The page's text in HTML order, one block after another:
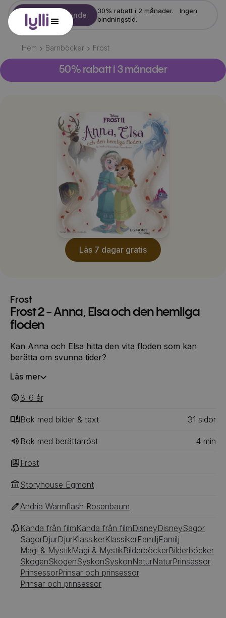
Starta erbjudande
30% rabatt i 2 månader. Ingen
bindningstid.
Hem Barnböcker Frost
50% rabatt i 3 månader
Läs 7 dagar gratis
Frost
Frost 2 - Anna, Elsa och den hemliga
floden
Kan Anna och Elsa hitta den vita floden som kan
berätta om svunna tider?
Läs mer
3-6 ‎‎ år
Bok med bilder & text 31 ‎‎ sidor
Bok med berättarröst 4 min
Frost
Storyhouse Egmont
Andria Warmflash Rosenbaum
Kända från filmKända från filmDisneyDisneySagor
SagorDjurDjurKlassikerKlassikerFamiljFamilj
Magi & MystikMagi & MystikBilderböckerBilderböcker
SkogenSkogenSyskonSyskonNaturNaturPrinsessor
PrinsessorPrinsar och prinsessor
Prinsar och prinsessor